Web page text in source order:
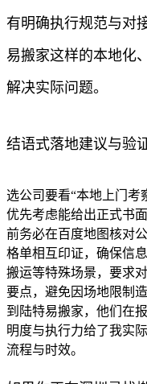
有明确执行规范与对
易搬家这样的本地化
解决实际问题。
结语式落地建议与验
选公司要看“本地上门考
优先考虑能给出正式书
前务必在百度地图核对
格单相互印证，确保信
搬运等特殊场景，要求
要点，避免因场地限制
到陆特易搬家，他们在
明度与执行力给了我实
流程与时效。